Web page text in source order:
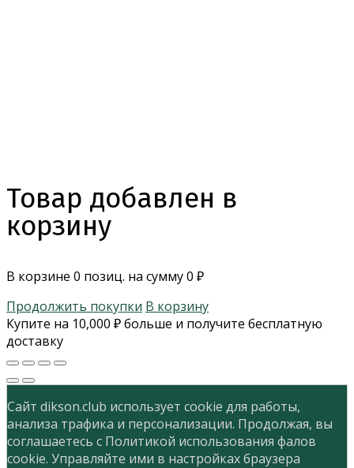
Товар добавлен в
корзину
В корзине 0 позиц. на сумму0 ₽
Продолжить покупки В корзину
Купите на 10,000 ₽больше и получите бесплатную
доставку
Сайт dikson.club использует cookie для работы,
анализа трафика и персонализации. Продолжая, вы
соглашаетесь с Политикой использования фалов
cookie. Управляйте ими в настройках браузера